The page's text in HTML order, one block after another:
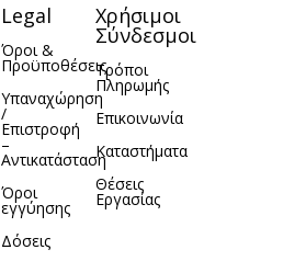
Legal
Όροι &
Προϋποθέσεις
Υπαναχώρηση
/
Επιστροφή
–
Αντικατάσταση
Όροι
εγγύησης
Δόσεις
Χρήσιμοι
Σύνδεσμοι
Τρόποι
Πληρωμής
Επικοινωνία
Καταστήματα
Θέσεις
Εργασίας